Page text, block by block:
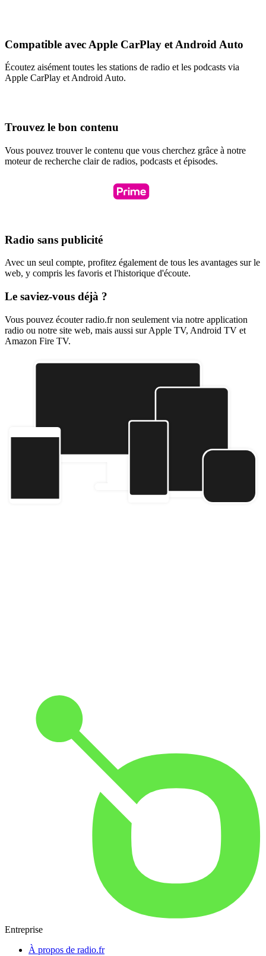
Compatible avec Apple CarPlay et Android Auto
Écoutez aisément toutes les stations de radio et les podcasts via
Apple CarPlay et Android Auto.
Trouvez le bon contenu
Vous pouvez trouver le contenu que vous cherchez grâce à notre
moteur de recherche clair de radios, podcasts et épisodes.
Radio sans publicité
Avec un seul compte, profitez également de tous les avantages sur le
web, y compris les favoris et l'historique d'écoute.
Le saviez-vous déjà ?
Vous pouvez écouter radio.fr non seulement via notre application
radio ou notre site web, mais aussi sur Apple TV, Android TV et
Amazon Fire TV.
Entreprise
À propos de radio.fr